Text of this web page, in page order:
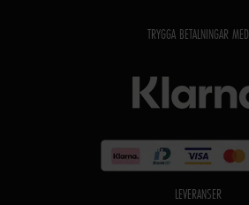
TRYGGA BETALNINGAR MED
LEVERANSER